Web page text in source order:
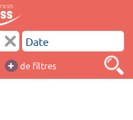
+ de filtres